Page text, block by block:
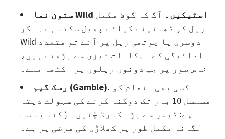
ستون نما Wild اسٹیکیں۔ آگ کا گولا مکمل
ریل کو ڈھانپنے کیلئے پھیل سکتا ہے۔ اگر
Wild دوسری یا چوتھی ریل پر آئے تو متعدد
ادائیگی کے امکانات تیزی سے بڑھتے ہیں،
خاص طور پر جب دونوں ریلوں پر اکٹھا ملے۔
رسک گیم (Gamble).
مسلسل 10 بار تک دوگنا کرنے کی سہولت دیتا
ہے: ڈیلر سے بڑا کارڈ چُنیں۔ رُکنا یا سب
لگانا مکمل طور پر کھلاڑی کی مرضی پر ہے۔